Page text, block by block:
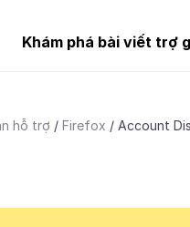
Khám phá bài viết trợ
hỗ trợ Firefox Account